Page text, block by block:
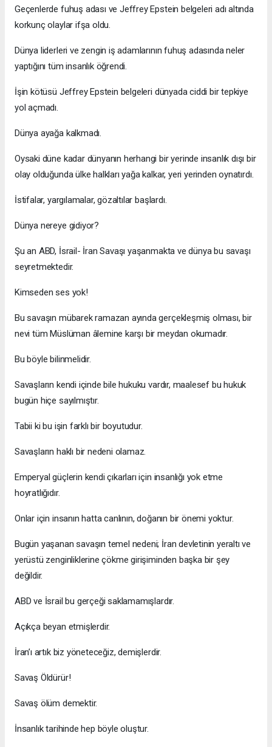
Geçenlerde fuhuş adası ve Jeffrey Epstein belgeleri adı altında
korkunç olaylar ifşa oldu.
Dünya liderleri ve zengin iş adamlarının fuhuş adasında neler
yaptığını tüm insanlık öğrendi.
İşin kötüsü Jeffrey Epstein belgeleri dünyada ciddi bir tepkiye
yol açmadı.
Dünya ayağa kalkmadı.
Oysaki düne kadar dünyanın herhangi bir yerinde insanlık dışı bir
olay olduğunda ülke halkları yağa kalkar, yeri yerinden oynatırdı.
İstifalar, yargılamalar, gözaltılar başlardı.
Dünya nereye gidiyor?
Şu an ABD, İsrail- İran Savaşı yaşanmakta ve dünya bu savaşı
seyretmektedir.
Kimseden ses yok!
Bu savaşın mübarek ramazan ayında gerçekleşmiş olması, bir
nevi tüm Müslüman âlemine karşı bir meydan okumadır.
Bu böyle bilinmelidir.
Savaşların kendi içinde bile hukuku vardır, maalesef bu hukuk
bugün hiçe sayılmıştır.
Tabii ki bu işin farklı bir boyutudur.
Savaşların haklı bir nedeni olamaz.
Emperyal güçlerin kendi çıkarları için insanlığı yok etme
hoyratlığıdır.
Onlar için insanın hatta canlının, doğanın bir önemi yoktur.
Bugün yaşanan savaşın temel nedeni; İran devletinin yeraltı ve
yerüstü zenginliklerine çökme girişiminden başka bir şey
değildir.
ABD ve İsrail bu gerçeği saklamamışlardır.
Açıkça beyan etmişlerdir.
İran’ı artık biz yöneteceğiz, demişlerdir.
Savaş Öldürür!
Savaş ölüm demektir.
İnsanlık tarihinde hep böyle oluştur.